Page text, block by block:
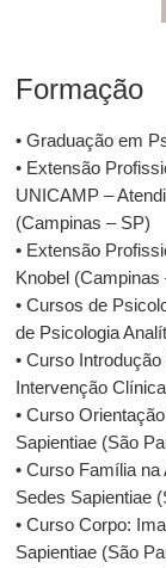
Formação
• Graduação em
• Extensão
UNICAMP –
(Campinas – SP)
• Extensão
Knobel (Campinas
• Cursos de
de Psicologia
• Curso
Intervenção
• Curso
Sapientiae (São
• Curso Família
Sedes Sapientiae
• Curso Corpo:
Sapientiae (São